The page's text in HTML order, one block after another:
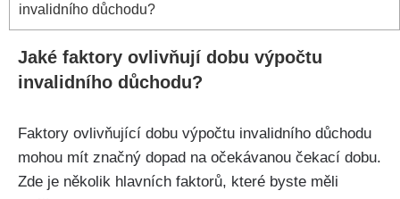
invalidního důchodu?
Jaké faktory ovlivňují dobu výpočtu
invalidního důchodu?
Faktory ovlivňující dobu výpočtu invalidního důchodu
mohou mít značný dopad na očekávanou čekací dobu.
Zde je několik hlavních faktorů, které byste měli